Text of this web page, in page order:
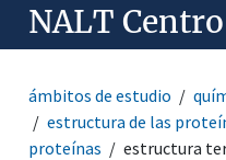
NALT Centro
ámbitos de estudio
estructura de las
proteínas
estructura